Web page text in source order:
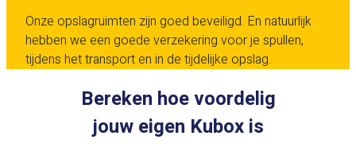
Onze opslagruimten zijn goed beveiligd. En natuurlijk
hebben we een goede verzekering voor je spullen,
tijdens het transport en in de tijdelijke opslag.
Bereken hoe voordelig
jouw eigen Kubox is